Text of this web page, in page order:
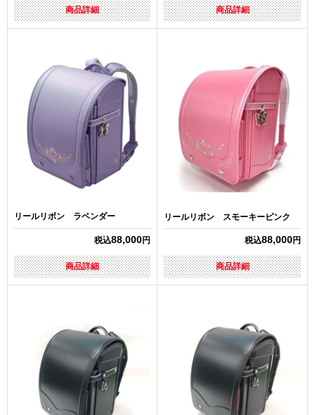
商品詳細 商品詳細
リールリボン ラベンダー
税込88,000円
商品詳細
リールリボン スモーキーピンク
税込88,000円
商品詳細